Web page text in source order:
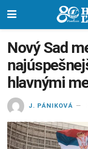
Nový Sad
hlavnými
J. PÁNIKOVÁ